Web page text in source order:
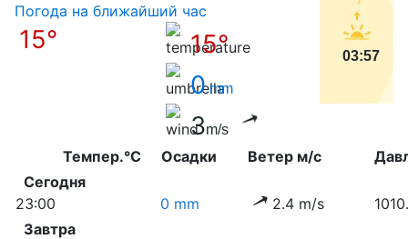
Погода на ближайший час
15°
15°
0mm
3m/s
03:57
Темпер.°C Осадки Ветер м/с
Сегодня
23:00
0 mm 2.4 m/s
Завтра